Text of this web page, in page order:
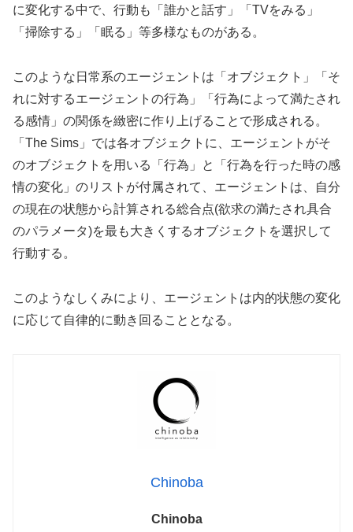
に変化する中で、行動も「誰かと話す」「TVをみる」
「掃除する」「眠る」等多様なものがある。
このような日常系のエージェントは「オブジェクト」「そ
れに対するエージェントの行為」「行為によって満たされ
る感情」の関係を緻密に作り上げることで形成される。
「The Sims」では各オブジェクトに、エージェントがそ
のオブジェクトを用いる「行為」と「行為を行った時の感
情の変化」のリストが付属されて、エージェントは、自分
の現在の状態から計算される総合点(欲求の満たされ具合
のパラメータ)を最も大きくするオブジェクトを選択して
行動する。
このようなしくみにより、エージェントは内的状態の変化
に応じて自律的に動き回ることとなる。
Chinoba
Chinoba